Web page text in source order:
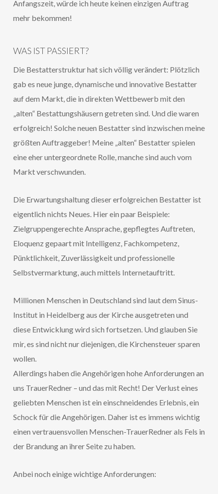
Anfangszeit, würde ich heute keinen einzigen Auftrag
mehr bekommen!
WAS IST PASSIERT?
Die Bestatterstruktur hat sich völlig verändert: Plötzlich
gab es neue junge, dynamische und innovative Bestatter
auf dem Markt, die in direkten Wettbewerb mit den
„alten“ Bestattungshäusern getreten sind. Und die waren
erfolgreich! Solche neuen Bestatter sind inzwischen meine
größten Auftraggeber! Meine „alten“ Bestatter spielen
eine eher untergeordnete Rolle, manche sind auch vom
Markt verschwunden.
Die Erwartungshaltung dieser erfolgreichen Bestatter ist
eigentlich nichts Neues. Hier ein paar Beispiele:
Zielgruppengerechte Ansprache, gepflegtes Auftreten,
Eloquenz gepaart mit Intelligenz, Fachkompetenz,
Pünktlichkeit, Zuverlässigkeit und professionelle
Selbstvermarktung, auch mittels Internetauftritt.
Millionen Menschen in Deutschland sind laut dem Sinus-
Institut in Heidelberg aus der Kirche ausgetreten und
diese Entwicklung wird sich fortsetzen. Und glauben Sie
mir, es sind nicht nur diejenigen, die Kirchensteuer sparen
wollen.
Allerdings haben die Angehörigen hohe Anforderungen an
uns TrauerRedner – und das mit Recht! Der Verlust eines
geliebten Menschen ist ein einschneidendes Erlebnis, ein
Schock für die Angehörigen. Daher ist es immens wichtig
einen vertrauensvollen Menschen-TrauerRedner als Fels in
der Brandung an ihrer Seite zu haben.
Anbei noch einige wichtige Anforderungen: